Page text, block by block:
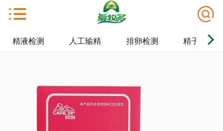
精液检测 人工输精 排卵检测 精子保存